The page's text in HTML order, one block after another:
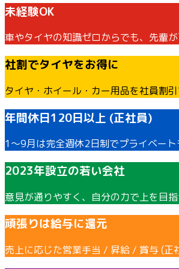
未経験OK
車やタイヤの知識ゼロからでも、先輩が
社割でタイヤをお得に
タイヤ・ホイール・カー用品を社員割引
年間休日120日以上 (正社員)
1〜9月は完全週休2日制でプライベート
2023年設立の若い会社
意見が通りやすく、自分の力で上を目
頑張りは給与に還元
売上に応じた営業手当 / 昇給 / 賞与 (正